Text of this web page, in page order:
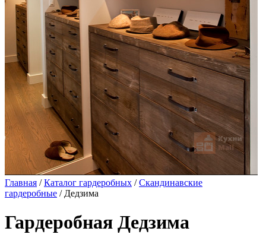
Главная /Каталог гардеробных /Скандинавские
гардеробные / Дедзима
Гардеробная Дедзима